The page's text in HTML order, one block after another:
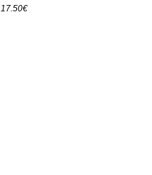
17.50€